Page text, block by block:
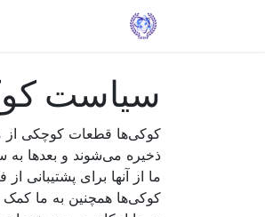
سیاست
کوکی‌ها قطعات کوچکی از
ذخیره می‌شوند و بعدها به
ما از آنها برای
کوکی‌ها همچنین به ما